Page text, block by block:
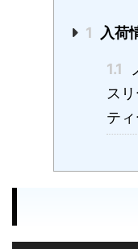
1 入荷
1.1
ス
ティ